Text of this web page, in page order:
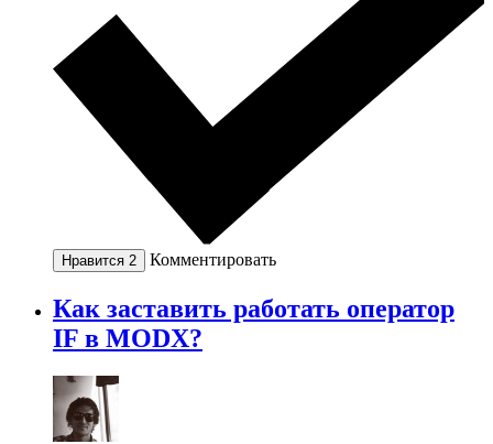
Нравится 2 Комментировать
Как заставить работать оператор
IF в MODX?